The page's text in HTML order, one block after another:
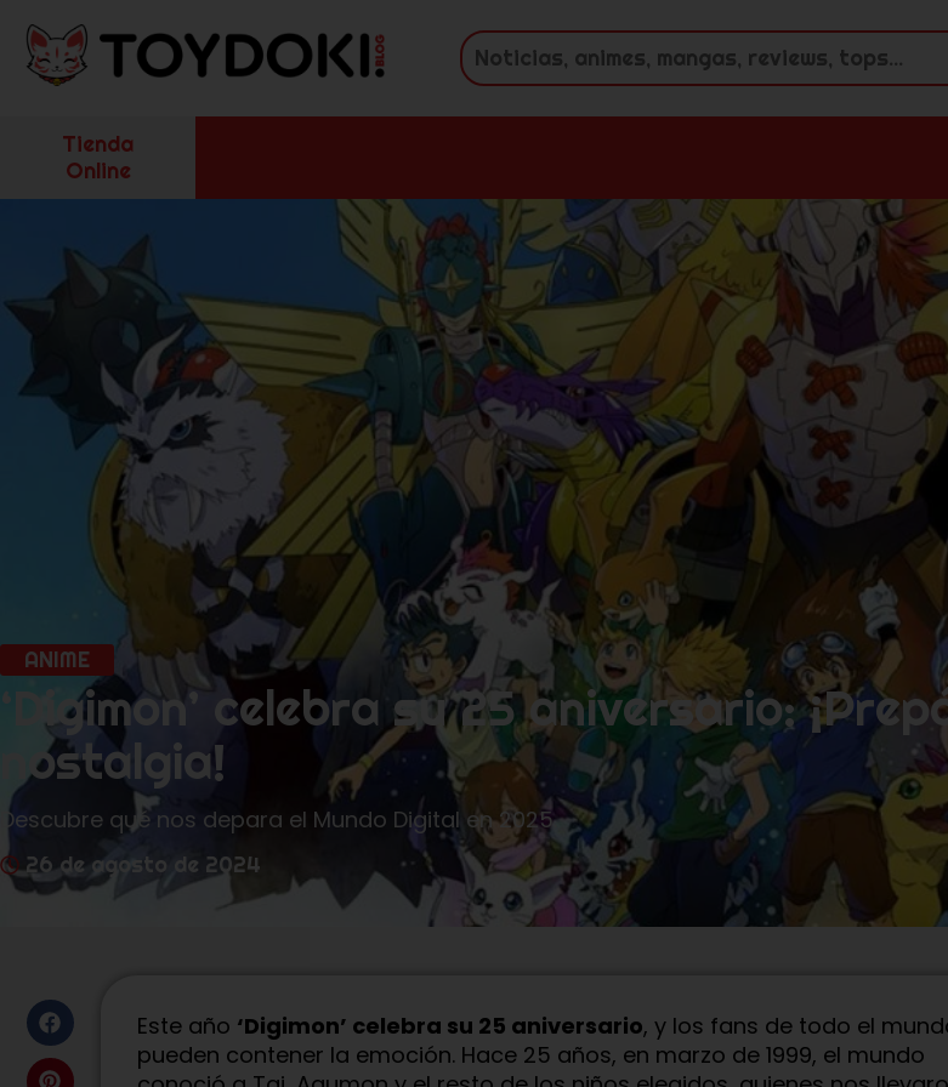
Tienda
Online
ANIME
‘Digimon’ celebra su 25 aniversario:
nostalgia!
Descubre qué nos depara el Mundo Digital en 2025.
26 de agosto de 2024
Este año ‘Digimon’ celebra su 25 aniversario, y los fans de todo el
pueden contener la emoción. Hace 25 años, en marzo de 1999, el mundo